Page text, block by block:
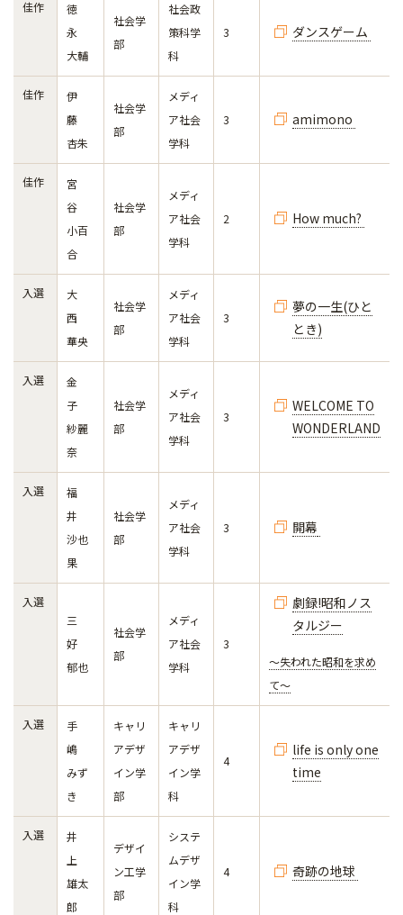
佳作
徳
永
大輔
社会学
部
社会政
策科学
科
3 ダンスゲーム
佳作
伊
藤
杏朱
社会学
部
メディ
ア社会
学科
3 amimono
佳作
宮
谷
小百
合
社会学
部
メディ
ア社会
学科
2 How much?
入選
大
西
華央
社会学
部
メディ
ア社会
学科
3
夢の一生(ひと
とき)
入選
金
子
紗麗
奈
社会学
部
メディ
ア社会
学科
3
WELCOME TO
WONDERLAND
入選
福
井
沙也
果
社会学
部
メディ
ア社会
学科
3 開幕
入選
三
好
郁也
社会学
部
メディ
ア社会
学科
3
劇録!昭和ノス
タルジー
〜失われた昭和を求め
て〜
入選
手
嶋
みず
き
キャリ
アデザ
イン学
部
キャリ
アデザ
イン学
科
4
life is only one
time
入選
井
上
雄太
郎
デザイ
ン工学
部
システ
ムデザ
イン学
科
4 奇跡の地球